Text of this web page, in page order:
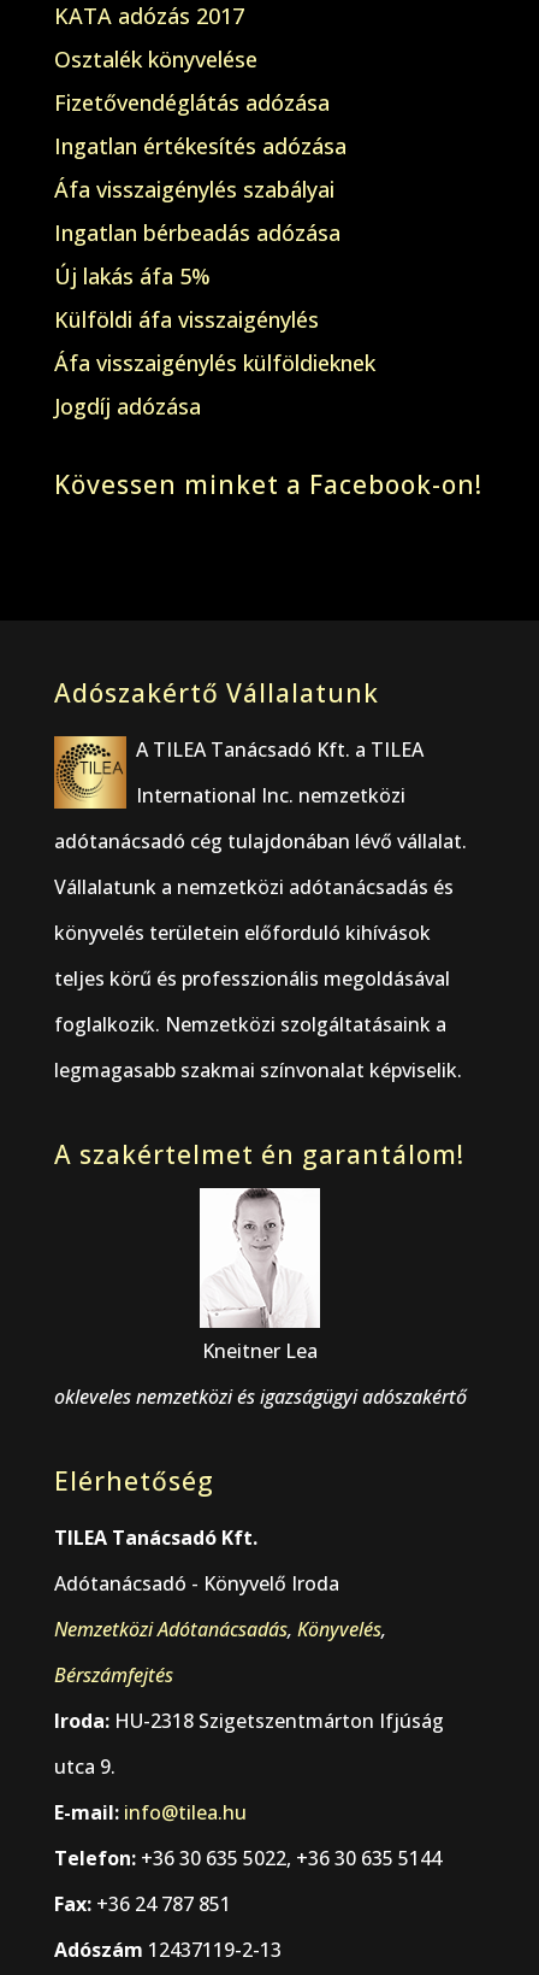
KATA adózás 2017
Osztalék könyvelése
Fizetővendéglátás adózása
Ingatlan értékesítés adózása
Áfa visszaigénylés szabályai
Ingatlan bérbeadás adózása
Új lakás áfa 5%
Külföldi áfa visszaigénylés
Áfa visszaigénylés külföldieknek
Jogdíj adózása
Kövessen minket a Facebook-on!
Adószakértő Vállalatunk
A TILEA Tanácsadó Kft. a TILEA
International Inc. nemzetközi
adótanácsadó cég tulajdonában lévő vállalat.
Vállalatunk a nemzetközi adótanácsadás és
könyvelés területein előforduló kihívások
teljes körű és professzionális megoldásával
foglalkozik. Nemzetközi szolgáltatásaink a
legmagasabb szakmai színvonalat képviselik.
A szakértelmet én garantálom!
Kneitner Lea
okleveles nemzetközi és igazságügyi adószakértő
Elérhetőség
TILEA Tanácsadó Kft.
Adótanácsadó - Könyvelő Iroda
Nemzetközi Adótanácsadás, Könyvelés,
Bérszámfejtés
Iroda: HU-2318 Szigetszentmárton Ifjúság
utca 9.
E-mail: info@tilea.hu
Telefon:+36 30 635 5022, +36 30 635 5144
Fax:+36 24 787 851
Adószám 12437119-2-13